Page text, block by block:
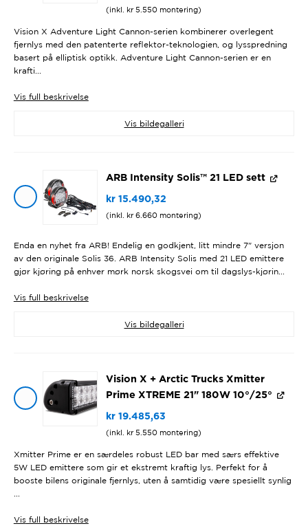
(inkl. kr5.550montering)
Vision X Adventure Light Cannon-serien kombinerer overlegent
fjernlys med den patenterte reflektor-teknologien, og lysspredning
basert på elliptisk optikk. Adventure Light Cannon-serien er en
krafti...
Visfull beskrivelse
Vis bildegalleri
ARB Intensity Solis™ 21 LED sett
kr15.490,32
(inkl. kr6.660montering)
Enda en nyhet fra ARB! Endelig en godkjent, litt mindre 7" versjon
av den originale Solis 36. ARB Intensity Solis med 21 LED emittere
gjør kjøring på enhver mørk norsk skogsvei om til dagslys-kjørin...
Visfull beskrivelse
Vis bildegalleri
Vision X + Arctic Trucks Xmitter
Prime XTREME 21" 180W 10°/25°
kr19.485,63
(inkl. kr5.550montering)
Xmitter Prime er en særdeles robust LED bar med særs effektive
5W LED emittere som gir et ekstremt kraftig lys. Perfekt for å
booste bilens originale fjernlys, uten å samtidig være spesiellt synlig
Visfull beskrivelse